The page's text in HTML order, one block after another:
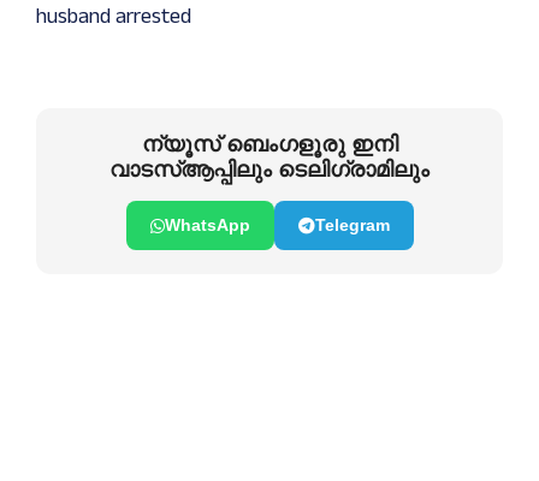
husband arrested
ന്യൂസ് ബെംഗളൂരു ഇനി
വാടസ്ആപ്പിലും ടെലിഗ്രാമിലും
WhatsApp Telegram